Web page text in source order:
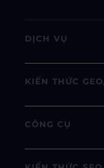
DỊCH VỤ
KIẾN THỨC
CÔNG CỤ